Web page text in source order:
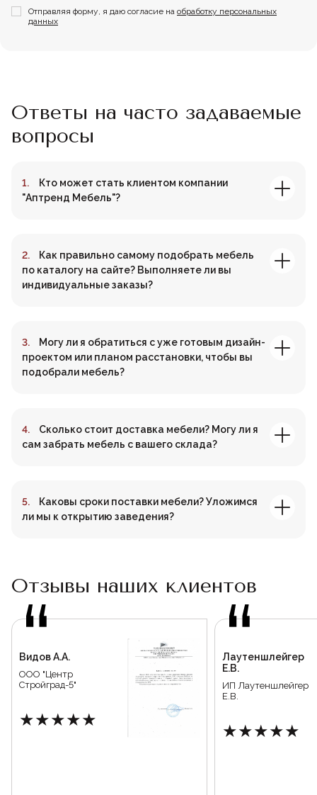
Отправляя форму, я даю согласие на обработку персональных
данных
Ответы на часто задаваемые
вопросы
Кто может стать клиентом компании
"Аптренд Мебель"?
Как правильно самому подобрать мебель
по каталогу на сайте? Выполняете ли вы
индивидуальные заказы?
Могу ли я обратиться с уже готовым дизайн-
проектом или планом расстановки, чтобы вы
подобрали мебель?
Сколько стоит доставка мебели? Могу ли я
сам забрать мебель с вашего склада?
Каковы сроки поставки мебели? Уложимся
ли мы к открытию заведения?
Отзывы наших клиентов
Видов А.А.
ООО "Центр
Стройград-5"
★★★★★
Лаутеншлейгер
Е.В.
ИП Лаутеншлейгер
Е.В.
★★★★★